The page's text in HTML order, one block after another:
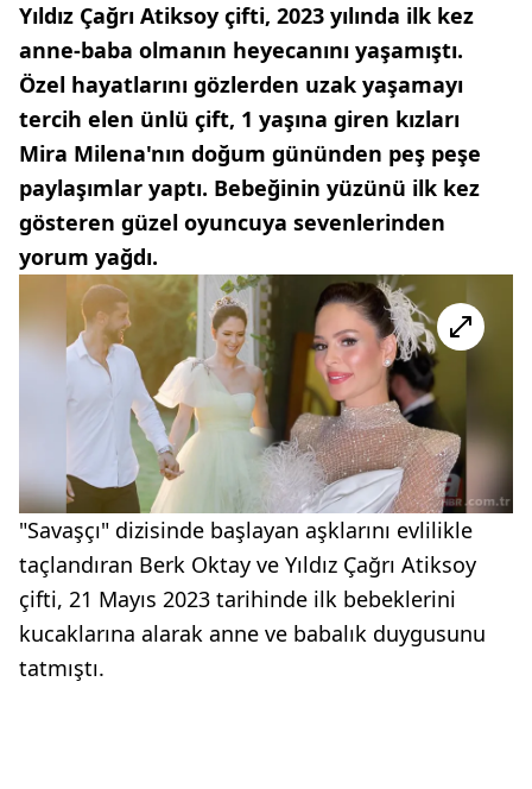
Yıldız Çağrı Atiksoy çifti, 2023 yılında ilk kez
anne-baba olmanın heyecanını yaşamıştı.
Özel hayatlarını gözlerden uzak yaşamayı
tercih elen ünlü çift, 1 yaşına giren kızları
Mira Milena'nın doğum gününden peş peşe
paylaşımlar yaptı. Bebeğinin yüzünü ilk kez
gösteren güzel oyuncuya sevenlerinden
yorum yağdı.
"Savaşçı" dizisinde başlayan aşklarını evlilikle
taçlandıran Berk Oktay ve Yıldız Çağrı Atiksoy
çifti, 21 Mayıs 2023 tarihinde ilk bebeklerini
kucaklarına alarak anne ve babalık duygusunu
tatmıştı.